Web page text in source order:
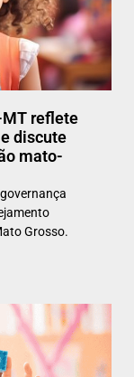
reflete
discute
mato-
Grosso.